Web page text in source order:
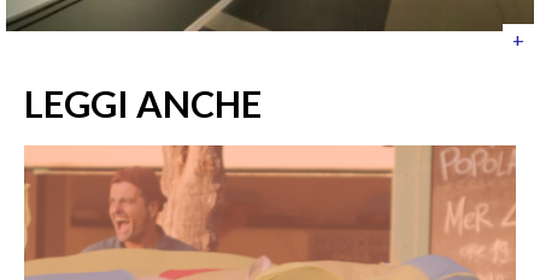
+
LEGGI ANCHE